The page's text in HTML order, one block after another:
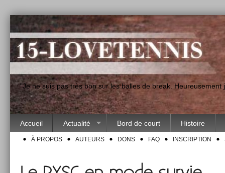
"Je ne suis pas très bon sur les balles de break.
Accueil Actualité Bord de court Histoire
À PROPOS AUTEURS DONS FAQ INSCRIPTION